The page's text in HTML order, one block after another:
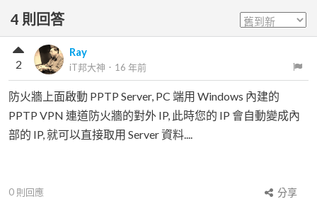
4 則回答
Ray
iT邦大神 ． 16 年前
2
防火牆上面啟動 PPTP Server, PC 端用 Windows 內建的
PPTP VPN 連道防火牆的對外 IP, 此時您的 IP 會自動變成內
部的 IP, 就可以直接取用 Server 資料....
0 則回應
分享